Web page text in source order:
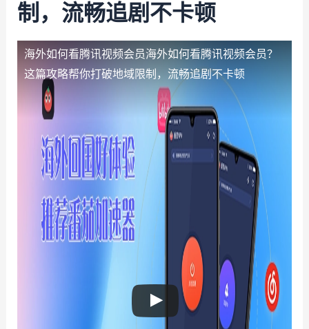
制，流畅追剧不卡顿
海外如何看腾讯视频会员海外如何看腾讯视频会员？
这篇攻略帮你打破地域限制，流畅追剧不卡顿